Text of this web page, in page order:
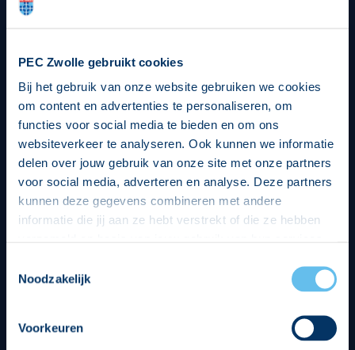
PEC Zwolle gebruikt cookies
Bij het gebruik van onze website gebruiken we cookies
om content en advertenties te personaliseren, om
functies voor social media te bieden en om ons
websiteverkeer te analyseren. Ook kunnen we informatie
delen over jouw gebruik van onze site met onze partners
voor social media, adverteren en analyse. Deze partners
kunnen deze gegevens combineren met andere
informatie die jij aan ze hebt verstrekt of die ze hebben
op een veilige en integere wijze. Je kunt je toestemming
beheren op de privacy- en cookieverklaring pagina.
Noodzakelijk
Voorkeuren